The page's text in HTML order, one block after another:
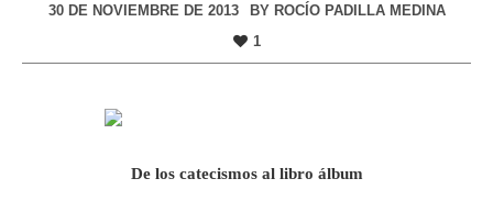
30 DE NOVIEMBRE DE 2013 BY ROCÍO PADILLA MEDINA
1
De los catecismos al libro álbum